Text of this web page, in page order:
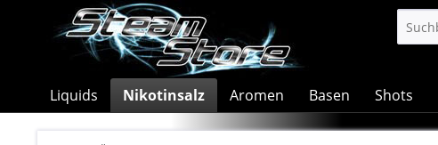
Liquids Nikotinsalz Aromen Basen Shots